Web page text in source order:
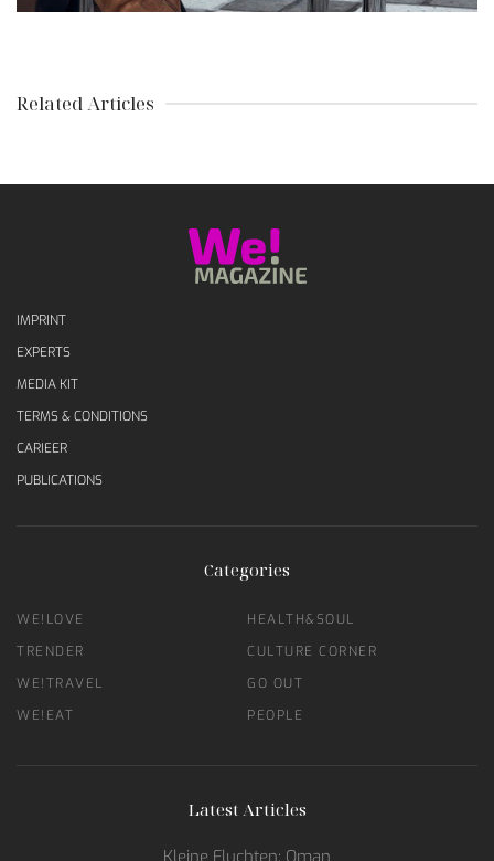
Related Articles
IMPRINT
EXPERTS
MEDIA KIT
TERMS & CONDITIONS
CARIEER
PUBLICATIONS
Categories
WE!LOVE
TRENDER
WE!TRAVEL
WE!EAT
HEALTH&SOUL
CULTURE CORNER
GO OUT
PEOPLE
Latest Articles
Kleine Fluchten: Oman